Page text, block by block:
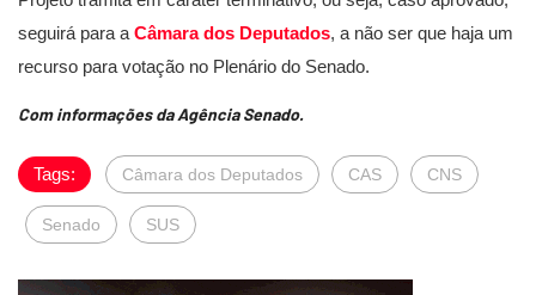
seguirá para a Câmara dos Deputados, a não ser que haja um
recurso para votação no Plenário do Senado.
Com informações da Agência Senado.
Tags: Câmara dos Deputados CAS CNS
Senado SUS